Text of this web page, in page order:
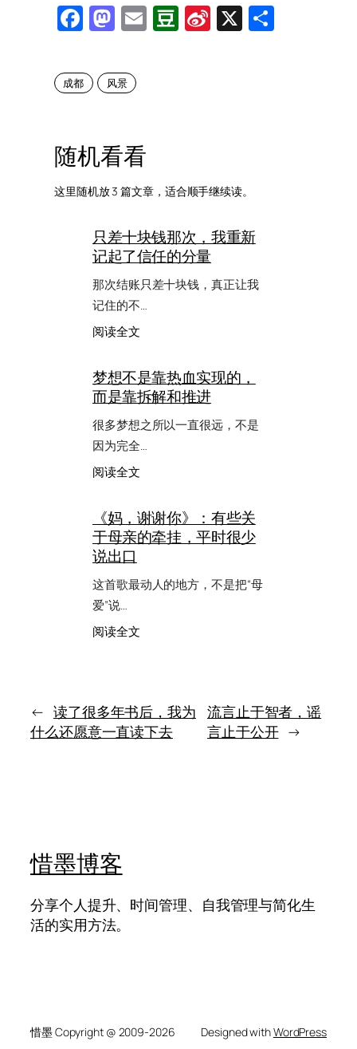
Facebook
Mastodon
EmailDouban
Sina
X
成都 风景
随机看看
这里随机放 3 篇文章，适合顺手继续读。
只差十块钱那次，我重新
记起了信任的分量
那次结账只差十块钱，真正让我
记住的不…
阅读全文：
十
块
钱
那
次，
重
起
了
的
梦想不是靠热血实现的，
而是靠拆解和推进
很多梦想之所以一直很远，不是
因为完全…
阅读全文：
不
是
靠
血
的，
解
和
推
《妈，谢谢你》：有些关
于母亲的牵挂，平时很少
说出口
这首歌最动人的地方，不是把“母
爱”说…
阅读全文：
有
些
关
少
说
← 读了很多年书后，我为
什么还愿意一直读下去
流言止于智者，谣
言止于公开 →
惜墨博客
分享个人提升、时间管理、自我管理与简化生
活的实用方法。
惜墨 Copyright @ 2009-2026 Designed withWordPress